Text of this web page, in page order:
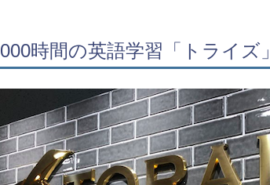
時間の英語学習「トライズ」